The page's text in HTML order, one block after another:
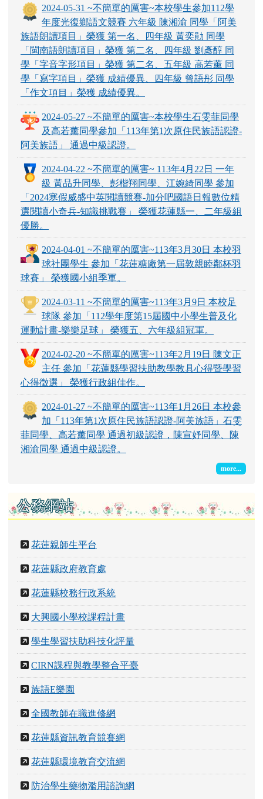
2024-05-31 ~不簡單的厲害~本校學生參加112學
年度光復鄉語文競賽 六年級 陳湘渝 同學「阿美
族語朗讀項目」榮獲 第一名、四年級 黃奕勛 同學
「閩南語朗讀項目」榮獲 第二名、四年級 劉彥醇 同
學「字音字形項目」榮獲 第二名、五年級 高若薰 同
學「寫字項目」榮獲 成績優異、四年級 曾語彤 同學
「作文項目」榮獲 成績優異。
2024-05-27 ~不簡單的厲害~本校學生石雯菲同學
及高若薰同學參加「113年第1次原住民族語認證-
阿美族語」 通過中級認證。
2024-04-22 ~不簡單的厲害~ 113年4月22日 一年
級 黃品升同學、彭楷翔同學、江婉綺同學 參加
「2024寒假威盛中英閱讀競賽-加分吧國語日報數位精
選閱讀小奇兵-知識挑戰賽」 榮獲花蓮縣一、二年級組
優勝。
2024-04-01 ~不簡單的厲害~113年3月30日 本校羽
球社團學生 參加「花蓮糖廠第一屆敦親睦鄰杯羽
球賽」 榮獲國小組季軍。
2024-03-11 ~不簡單的厲害~113年3月9日 本校足
球隊 參加「112學年度第15屆國中小學生普及化
運動計畫-樂樂足球」 榮獲五、六年級組冠軍。
2024-02-20 ~不簡單的厲害~113年2月19日 陳文正
主任 參加「花蓮縣學習扶助教學教具心得暨學習
心得徵選」 榮獲行政組佳作。
2024-01-27 ~不簡單的厲害~113年1月26日 本校參
加「113年第1次原住民族語認證-阿美族語」石雯
菲同學、高若薰同學 通過初級認證，陳宣妤同學、陳
湘渝同學 通過中級認證。
more...
公務網站
花蓮親師生平台
花蓮縣政府教育處
花蓮縣校務行政系統
大興國小學校課程計畫
學生學習扶助科技化評量
CIRN課程與教學整合平臺
族語E樂園
全國教師在職進修網
花蓮縣資訊教育競賽網
花蓮縣環境教育交流網
防治學生藥物濫用諮詢網